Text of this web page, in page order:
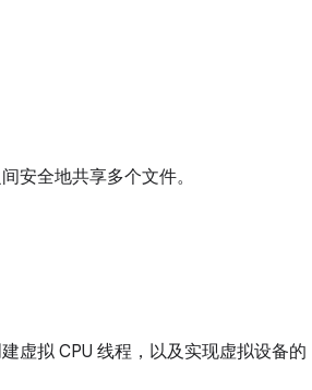
安全地共享多个文件。
虚拟 CPU 线程，以及实现虚拟设备的